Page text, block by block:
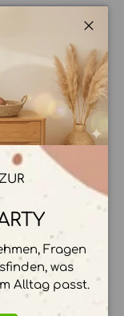
Fragen
was
Alltag passt.